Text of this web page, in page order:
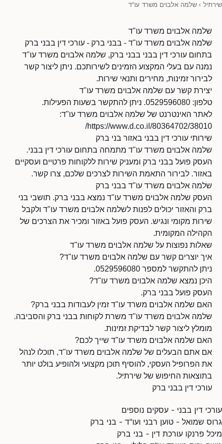
שירתיל › שלמה אלבוים משרד עו"ד
שלמה אלבוים משרד עו"ד
שלמה אלבוים משרד עו"ד - בבני ברק - עורכי דין בבני ברק
בתחום עורכי דין בבני בבני ברק, שלמה אלבוים משרד עו"ד
נמנה עם בעלי המקצוע הזמינים לשירותכם. ניתן ליצור קשר
לבירור זמינות, מחירים ותנאי שירות.
יצירת קשר עם שלמה אלבוים משרד עו"ד
טלפון: 0529596080. ניתן להתקשר בשעות הפעילות.
לאתר האינטרנט של שלמה אלבוים משרד עו"ד:
https://www.d.co.il/80364702/38010/
שירותי עורכי דין בבני באזור בני ברק
שלמה אלבוים משרד עו"ד מתמחה בתחום עורכי דין בבני.
העסק פועל בבני ברק ומעניק שירות ללקוחות פרטיים ועסקיים
באזור. לבירור התאמת השירות לצרכים שלכם, צרו קשר.
שלמה אלבוים משרד עו"ד בבני ברק
העסק שלמה אלבוים משרד עו"ד נמצא בבני ברק. תושבי בני
ברק והאזור יכולים לפנות לשלמה אלבוים משרד עו"ד ולקבל
שירות מקומי ונגיש. העסק פועל באזור ומכיר את הצרכים של
הקהילה המקומית.
שאלות נפוצות על שלמה אלבוים משרד עו"ד
איך יוצרים קשר עם שלמה אלבוים משרד עו"ד?
ניתן להתקשר למספר 0529596080.
היכן נמצא שלמה אלבוים משרד עו"ד?
העסק פועל בבני ברק.
האם שלמה אלבוים משרד עו"ד זמין לעבודות בבני ברק?
שלמה אלבוים משרד עו"ד משרת לקוחות בבני ברק והסביבה.
מומלץ ליצור קשר לבדיקת זמינות.
האם שלמה אלבוים משרד עו"ד שייך לכם?
אם אתם הבעלים של שלמה אלבוים משרד עו"ד, תוכלו לנהל
את הפרופיל העסקי, להוסיף תוכן מקצועי ולהופיע בולט יותר
בתוצאות החיפוש של שירתיל.
עורכי דין בבני ברק
עורכי דין בבני - עסקים נוספים
גרוס שמואל - טוען רבני ועו"ד - בני ברק
מיכל פרנקו עורכת דין - בני ברק